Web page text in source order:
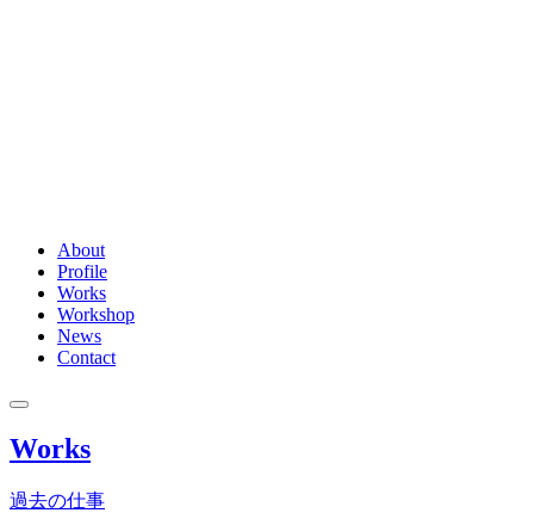
About
Profile
Works
Workshop
News
Contact
Works
過去の仕事